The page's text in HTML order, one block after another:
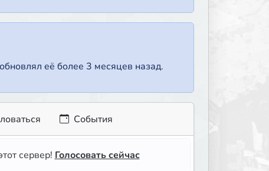
её более 3 месяцев назад.
События
сервер! Голосовать сейчас